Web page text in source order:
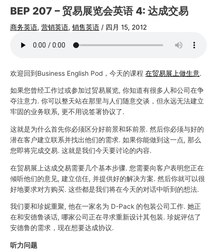
BEP 207 – 贸易展览会英语 4: 达成交易
商务英语,营销英语,销售英语 / 四月 15, 2012
欢迎回到Business English Pod，今天的课程在贸易展上做生意.
如果您曾经工作过或参加过贸易展览, 你知道有很多人和公司在争
夺注意力. 你可以整天站在那里与人们随意交谈，但永远无法建立
牢固的业务联系, 更不用说签署协议了.
这就是为什么首先你必须区分好前景和坏前景. 然后你必须与好的
潜在客户建立联系并找出他们的需求. 如果你能做到这一点, 那么
您即将完成交易. 这就是我们今天要讨论的内容.
在贸易展上达成交易需要几个基本步骤. 您需要向客户表明您正在
倾听他们的意见, 建立信任, 并提供好的解决方案. 然后你就可以很
好地要求对方购买. 这些都是我们将在今天的对话中听到的想法.
我们要和珍妮重聚, 他在一家名为 D-Pack 的包装公司工作. 她正
在和安德鲁谈话, 哪家公司正在寻求重新设计其包装. 珍妮评估了
安德鲁的需求，现在想要达成协议.
听力问题